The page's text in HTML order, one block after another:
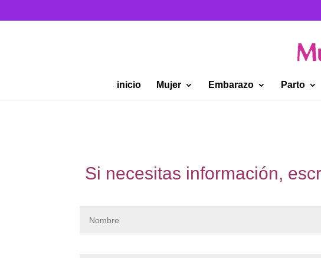
inicio Mujer Embarazo Parto
Si necesitas información,